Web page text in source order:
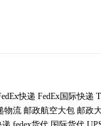
快递 FedEx国际快递
物流 邮政航空大包 邮政